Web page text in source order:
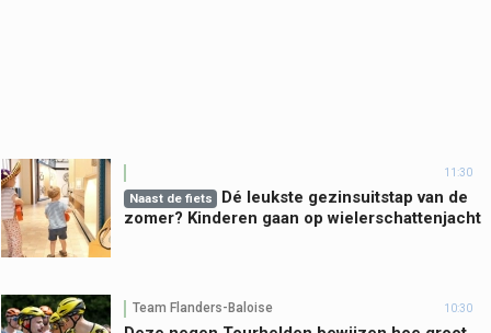
11:30
Naast de fiets
Dé leukste gezinsuitstap van de
zomer? Kinderen gaan op wielerschattenjacht
Team Flanders-Baloise 10:30